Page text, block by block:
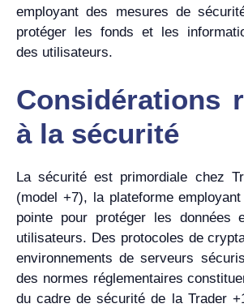
employant des mesures de
protéger les fonds et les
des utilisateurs.
Considérations
à la sécurité
La sécurité est primordiale chez
(model +7), la plateforme
pointe pour protéger les données
utilisateurs. Des protocoles de
environnements de serveurs
des normes réglementaires
du cadre de sécurité de la Trader